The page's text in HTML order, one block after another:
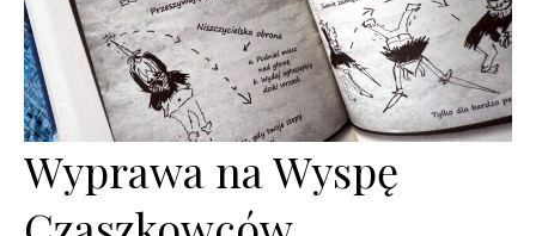
Wyprawa na Wyspę